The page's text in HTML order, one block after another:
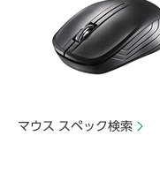
マウス スペック検索